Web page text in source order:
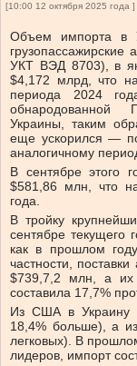
[10:00 12 октября 2025 года ]
Объем импорта в
грузопассажирские
УКТ ВЭД 8703), в
$4,172 млрд, что
периода 2024
обнародованной
Украины, таким
еще ускорился —
аналогичному
В сентябре этого
$581,86 млн, что
года.
В тройку
сентябре
как в прошлом
частности,
$739,7,2 млн, а их
составила 17,7%
Из США в Украину
18,4% больше), а
легковых). В
лидеров, импорт